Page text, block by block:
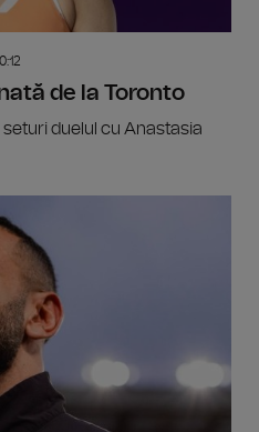
de la Toronto
duelul cu Anastasia